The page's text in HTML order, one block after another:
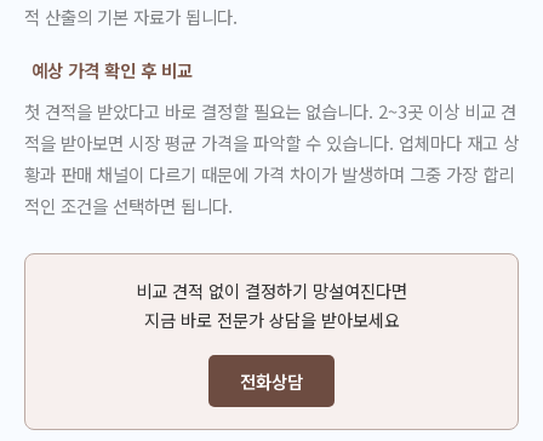
적 산출의 기본 자료가 됩니다.
예상 가격 확인 후 비교
첫 견적을 받았다고 바로 결정할 필요는 없습니다. 2~3곳 이상 비교 견
적을 받아보면 시장 평균 가격을 파악할 수 있습니다. 업체마다 재고 상
황과 판매 채널이 다르기 때문에 가격 차이가 발생하며 그중 가장 합리
적인 조건을 선택하면 됩니다.
비교 견적 없이 결정하기 망설여진다면
지금 바로 전문가 상담을 받아보세요
전화상담